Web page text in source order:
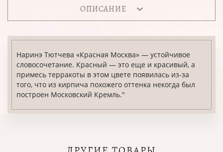
ОПИСАНИЕ
Наринэ Тютчева «Красная Москва» — устойчивое
словосочетание. Красный — это еще и красивый, а
примесь терракоты в этом цвете появилась из-за
того, что из кирпича похожего оттенка некогда был
построен Московский Кремль."